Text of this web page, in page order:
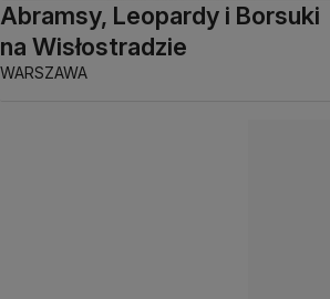
Abramsy, Leopardy i Borsuki
na Wisłostradzie
WARSZAWA